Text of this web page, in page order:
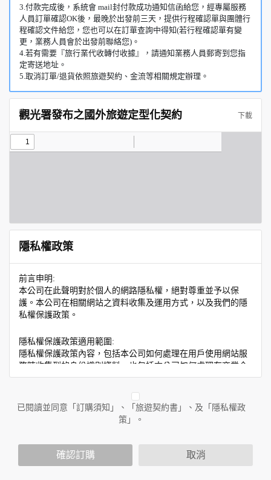
3.付款完成後，系統會 mail封付款成功通知信函給您，經專屬服務
人員訂單確認OK後，最晚於出發前三天，提供行程確認單與團體行
程確認文件給您，您也可以在訂單查詢中得知(若行程確認單有變
更，業務人員會於出發前聯絡您)。
4.若有需要『旅行業代收轉付收據』，請通知業務人員郵寄到您指
定寄送地址。
5.取消訂單/退貨依照旅遊契約、金流等相關規定辦理。
觀光署發布之國外旅遊定型化契約 下載
隱私權政策
前言申明:
本公司在此聲明對於個人的網路隱私權，絕對尊重並予以保
護。本公司在相關網站之資料收集及運用方式，以及我們的隱
私權保護政策。
隱私權保護政策適用範圍:
隱私權保護政策內容，包括本公司如何處理在用戶使用網站服
務時收集到的身份識別資料，也包括本公司如何處理在商業合
作與本公司合作時分享的任何身份識別資料。隱私權保護政策
人員。例如您透過本公司旗下網站上的廣告廠商連結，這些置
放連結的廠商也可能蒐集您個人的資料。對於您主動提供的個
人資訊，這些廣告廠商或連結網站有其個別的隱私權保護政
您個人在本網站上的聊天室或討論區中任意公開個人資料的行
已閱讀並同意「訂購須知」、「旅遊契約書」、及「隱私權政
策」。
確認訂購 取消